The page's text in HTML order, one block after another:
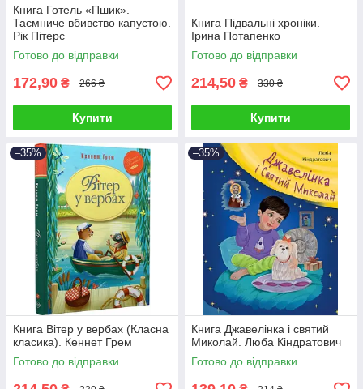
Книга Готель «Пшик».
Таємниче вбивство капустою.
Рік Пітерс
Готово до відправки
172,90 ₴ 266 ₴
Купити
Книга Підвальні хроніки.
Ірина Потапенко
Готово до відправки
214,50 ₴ 330 ₴
Купити
–35%
Книга Вітер у вербах (Класна
класика). Кеннет Грем
Готово до відправки
–35%
Книга Джавелінка і святий
Миколай. Люба Кіндратович
Готово до відправки